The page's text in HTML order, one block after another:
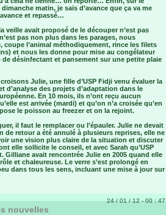
matin, je sais d’avance que ça va me
et repassé…
veille avait proposé de le découper n’est pas
pas non plus dans les parages, nous
l’animal méthodiquement, rince les filets
et nous les donne pour mise au congélateur
désinfectant et pansement sur une petite plaie
Julie, une fille d’USP Fidji venu évaluer la
d’analyse des projets d’adaptation dans le
En 10 mois, ils n’ont reçu aucun
est arrivée (mardi) et qu’on n’a croisée qu’en
le poisson au freezer et on la rejoint.
il faut le remplacer ou l’épauler. Julie ne devait
retour a été annulé à plusieurs reprises, elle ne
une vision plus claire de la situation et discuter
elle sollicite le conseil, et avec Sarah qu’USP
Gilliane avait rencontrée Julie en 2005 quand elle
et chaleureuse. Le verre s’est prolongé en
dans tous les sens, incluant une mise à jour sur
24 / 01 / 12 - 00 : 47
nouvelles